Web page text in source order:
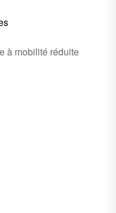
à mobilité réduite